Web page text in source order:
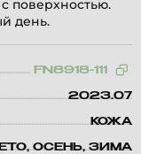
поверхностью.
день.
FN8918-111
2023.07
КОЖА
ОСЕНЬ, ЗИМА